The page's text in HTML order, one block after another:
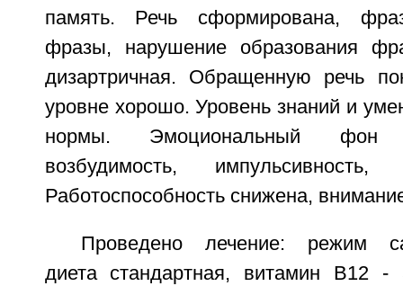
память. Речь сформирована,
фразы, нарушение образования
дизартричная. Обращенную речь
уровне хорошо. Уровень знаний и
нормы. Эмоциональный фон
возбудимость, импульсивность,
Работоспособность снижена,
Проведено лечение: режим
диета стандартная, витамин B12